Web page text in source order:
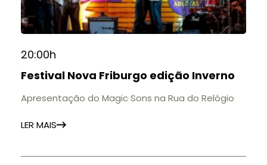
20:00h
Festival Nova Friburgo edição Inverno
Apresentação do Magic Sons na Rua do Relógio
LER MAIS